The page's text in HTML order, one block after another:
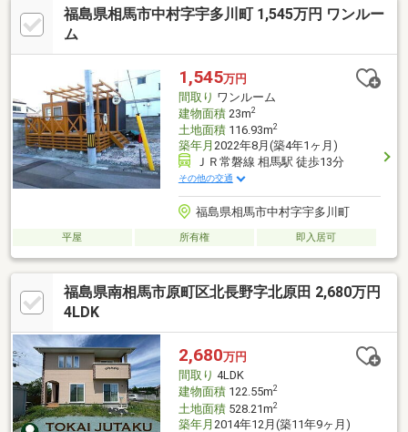
福島県相馬市中村字宇多川町 1,545万円 ワンルー
ム
1,545万円
間取り ワンルーム
建物面積23m2
土地面積116.93m2
築年月 2022年8月(築4年1ヶ月)
ＪＲ常磐線 相馬駅 徒歩13分
その他の交通
福島県相馬市中村字宇多川町
平屋 所有権 即入居可
福島県南相馬市原町区北長野字北原田 2,680万円
4LDK
2,680万円
間取り 4LDK
建物面積122.55m2
土地面積528.21m2
築年月 2014年12月(築11年9ヶ月)